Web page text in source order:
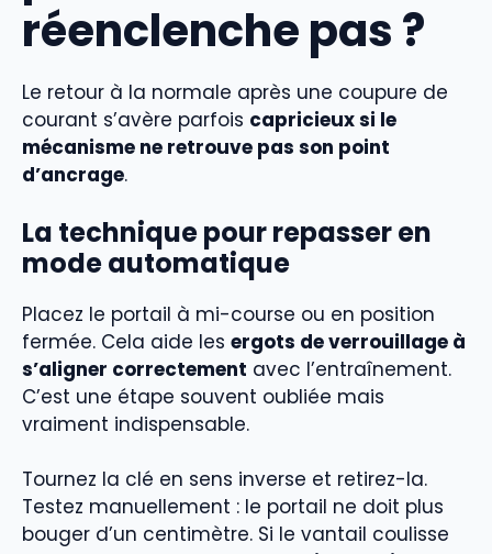
réenclenche pas ?
Le retour à la normale après une coupure de
courant s’avère parfois capricieux si le
mécanisme ne retrouve pas son point
d’ancrage.
La technique pour repasser en
mode automatique
Placez le portail à mi-course ou en position
fermée. Cela aide les ergots de verrouillage à
s’aligner correctement avec l’entraînement.
C’est une étape souvent oubliée mais
vraiment indispensable.
Tournez la clé en sens inverse et retirez-la.
Testez manuellement : le portail ne doit plus
bouger d’un centimètre. Si le vantail coulisse